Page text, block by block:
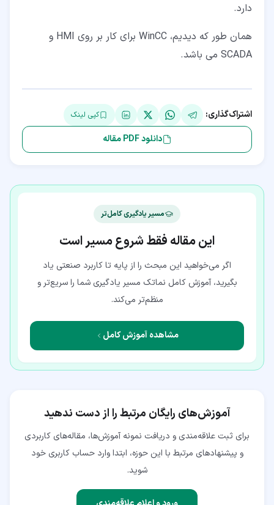
دارد.
همان طور که دیدیم، WinCC برای کار بر روی HMI و
SCADA می باشد.
اشتراک‌گذاری: کپی لینک
دانلود PDF مقاله
مسیر یادگیری کامل‌تر
این مقاله فقط شروع مسیر است
اگر می‌خواهید این مبحث را از پایه تا کاربرد صنعتی یاد
بگیرید، آموزش کامل نماتک مسیر یادگیری شما را سریع‌تر و
منظم‌تر می‌کند.
مشاهده آموزش کامل
آموزش‌های رایگان مرتبط را از دست ندهید
برای ثبت علاقه‌مندی و دریافت نمونه آموزش‌ها، مقاله‌های کاربردی
و پیشنهادهای مرتبط با این حوزه، ابتدا وارد حساب کاربری خود
شوید.